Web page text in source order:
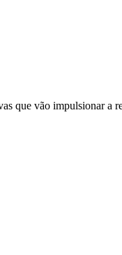
que vão impulsionar a